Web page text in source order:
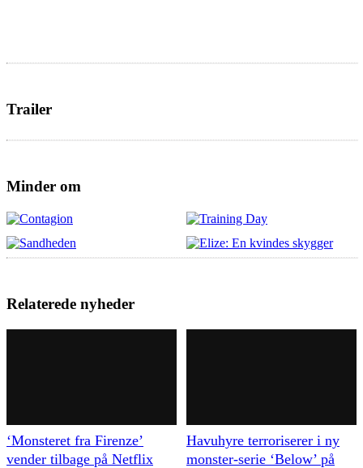
Trailer
Minder om
Relaterede nyheder
‘Monsteret fra Firenze’
vender tilbage på Netflix
Havuhyre terroriserer i ny
monster-serie ‘Below’ på